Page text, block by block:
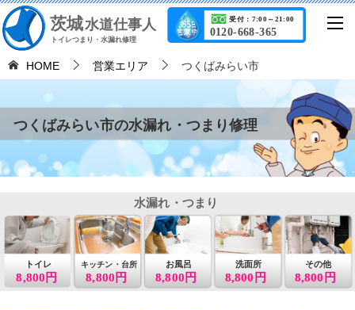
茨城水道仕事人
トイレつまり・水漏れ修理
0120-668-365
受付：7:00～21:00
HOME 営業エリア つくばみらい市
つくばみらい市の水漏れ・つまり修理
8,800円
トイレ
8,800円
キッチン・台所 お風呂
8,800円
洗面所
8,800円
その他
8,800円
水漏れ・つまり